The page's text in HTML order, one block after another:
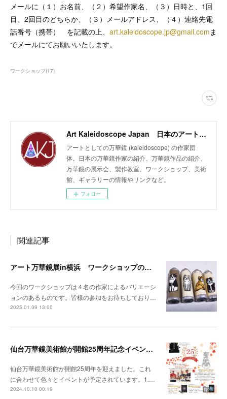
メールに（１）お名前、（２）希望作家名、（３）日時と、1回
目、2回目のどちらか、（３）メールアドレス、（４）連絡先電
話番号（携帯） を記載の上、 art.kaleidoscope.jp@gmail.com ま
でメールにてお願いいたします。
ワークショップ(17)
Art Kaleidoscope Japan 日本のアート万華鏡の作家団体
アートとしての万華鏡 (kaleidoscope) の作家団
体。日本の万華鏡作家の紹介、万華鏡作品の紹介、
万華鏡の展示会、製作教室、ワークショップ、美術
館、ギャラリーの情報やリンクなど。
フォロー
関連記事
アート万華鏡展in横浜 ワークショップのお知らせ
今回のワークショップは４名の作家によるバリエーシ
ョンのあるものです。皆様の参加をお待ちしており…
2025.01.09 13:00
仙台万華鏡美術館が開館25周年記念イベントを開催
仙台万華鏡美術館が開館25周年を迎えました。これ
に合わせて色々とイベントが予定されています。1.…
2024.10.10 00:19